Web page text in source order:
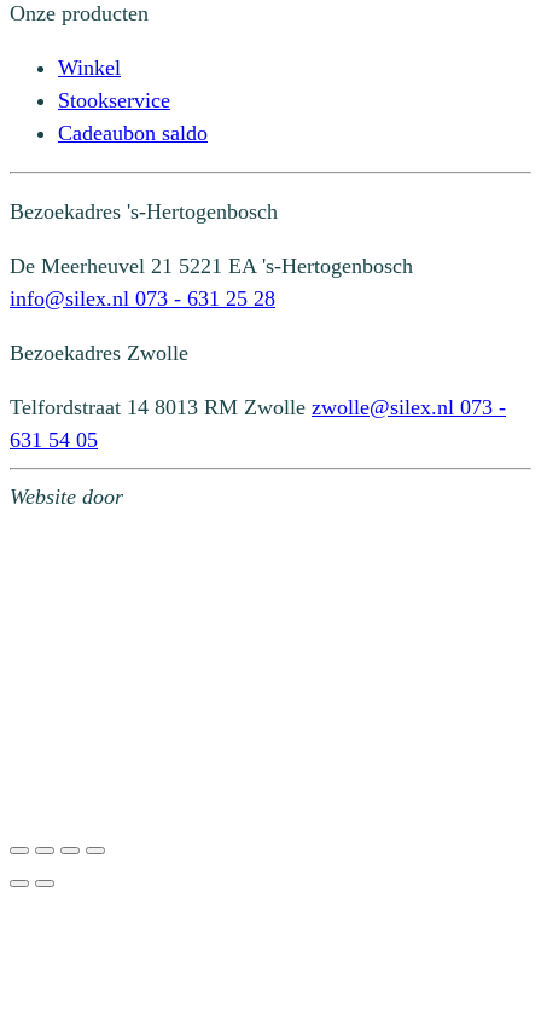
Onze producten
Winkel
Stookservice
Cadeaubon saldo
Bezoekadres 's-Hertogenbosch
De Meerheuvel 21 5221 EA 's-Hertogenbosch
info@silex.nl 073 - 631 25 28
Bezoekadres Zwolle
Telfordstraat 14 8013 RM Zwolle zwolle@silex.nl 073 -
631 54 05
Website door